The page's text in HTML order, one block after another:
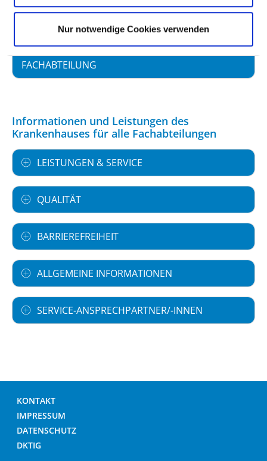
Nur notwendige Cookies verwenden
FALLZAHLEN
WEITERE INFORMATIONEN ZUR
FACHABTEILUNG
Informationen und Leistungen des
Krankenhauses für alle Fachabteilungen
LEISTUNGEN & SERVICE
QUALITÄT
BARRIEREFREIHEIT
ALLGEMEINE INFORMATIONEN
SERVICE-ANSPRECHPARTNER/-INNEN
KONTAKT
IMPRESSUM
DATENSCHUTZ
DKTIG